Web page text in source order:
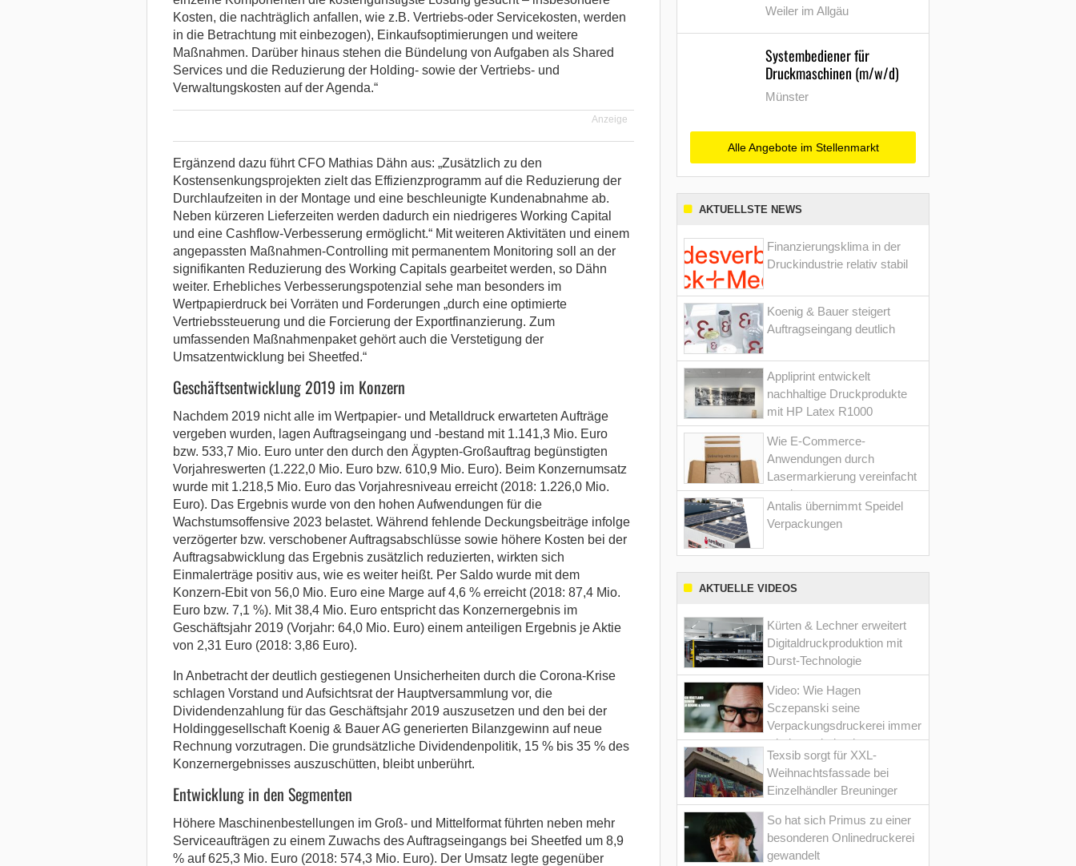
Kosten, die nachträglich anfallen, wie z.B. Vertriebs-oder Servicekosten, werden
in die Betrachtung mit einbezogen), Einkaufsoptimierungen und weitere
Maßnahmen. Darüber hinaus stehen die Bündelung von Aufgaben als Shared
Services und die Reduzierung der Holding- sowie der Vertriebs- und
Verwaltungskosten auf der Agenda.“
Anzeige
Ergänzend dazu führt CFO Mathias Dähn aus: „Zusätzlich zu den
Kostensenkungsprojekten zielt das Effizienzprogramm auf die Reduzierung der
Durchlaufzeiten in der Montage und eine beschleunigte Kundenabnahme ab.
Neben kürzeren Lieferzeiten werden dadurch ein niedrigeres Working Capital
und eine Cashflow-Verbesserung ermöglicht.“ Mit weiteren Aktivitäten und einem
angepassten Maßnahmen-Controlling mit permanentem Monitoring soll an der
signifikanten Reduzierung des Working Capitals gearbeitet werden, so Dähn
weiter. Erhebliches Verbesserungspotenzial sehe man besonders im
Wertpapierdruck bei Vorräten und Forderungen „durch eine optimierte
Vertriebssteuerung und die Forcierung der Exportfinanzierung. Zum
umfassenden Maßnahmenpaket gehört auch die Verstetigung der
Umsatzentwicklung bei Sheetfed.“
Geschäftsentwicklung 2019 im Konzern
Nachdem 2019 nicht alle im Wertpapier- und Metalldruck erwarteten Aufträge
vergeben wurden, lagen Auftragseingang und -bestand mit 1.141,3 Mio. Euro
bzw. 533,7 Mio. Euro unter den durch den Ägypten-Großauftrag begünstigten
Vorjahreswerten (1.222,0 Mio. Euro bzw. 610,9 Mio. Euro). Beim Konzernumsatz
wurde mit 1.218,5 Mio. Euro das Vorjahresniveau erreicht (2018: 1.226,0 Mio.
Euro). Das Ergebnis wurde von den hohen Aufwendungen für die
Wachstumsoffensive 2023 belastet. Während fehlende Deckungsbeiträge infolge
verzögerter bzw. verschobener Auftragsabschlüsse sowie höhere Kosten bei der
Auftragsabwicklung das Ergebnis zusätzlich reduzierten, wirkten sich
Einmalerträge positiv aus, wie es weiter heißt. Per Saldo wurde mit dem
Konzern-Ebit von 56,0 Mio. Euro eine Marge auf 4,6 % erreicht (2018: 87,4 Mio.
Euro bzw. 7,1 %). Mit 38,4 Mio. Euro entspricht das Konzernergebnis im
Geschäftsjahr 2019 (Vorjahr: 64,0 Mio. Euro) einem anteiligen Ergebnis je Aktie
von 2,31 Euro (2018: 3,86 Euro).
In Anbetracht der deutlich gestiegenen Unsicherheiten durch die Corona-Krise
schlagen Vorstand und Aufsichtsrat der Hauptversammlung vor, die
Dividendenzahlung für das Geschäftsjahr 2019 auszusetzen und den bei der
Holdinggesellschaft Koenig & Bauer AG generierten Bilanzgewinn auf neue
Rechnung vorzutragen. Die grundsätzliche Dividendenpolitik, 15 % bis 35 % des
Konzernergebnisses auszuschütten, bleibt unberührt.
Entwicklung in den Segmenten
Höhere Maschinenbestellungen im Groß- und Mittelformat führten neben mehr
Serviceaufträgen zu einem Zuwachs des Auftragseingangs bei Sheetfed um 8,9
% auf 625,3 Mio. Euro (2018: 574,3 Mio. Euro). Der Umsatz legte gegenüber
Weiler im Allgäu
Systembediener für
Druckmaschinen (m/w/d)
Münster
Alle Angebote im Stellenmarkt
AKTUELLSTE NEWS
Finanzierungsklima in der
Druckindustrie relativ stabil
Koenig & Bauer steigert
Auftragseingang deutlich
Appliprint entwickelt
nachhaltige Druckprodukte
mit HP Latex R1000
Wie E-Commerce-
Anwendungen durch
Lasermarkierung vereinfacht
werden
Antalis übernimmt Speidel
Verpackungen
AKTUELLE VIDEOS
Kürten & Lechner erweitert
Digitaldruckproduktion mit
Durst-Technologie
Video: Wie Hagen
Sczepanski seine
Verpackungsdruckerei immer
wieder optimiert hat
Texsib sorgt für XXL-
Weihnachtsfassade bei
Einzelhändler Breuninger
So hat sich Primus zu einer
besonderen Onlinedruckerei
gewandelt